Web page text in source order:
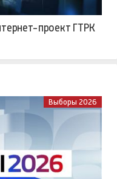
проект ГТРК
Выборы 2026